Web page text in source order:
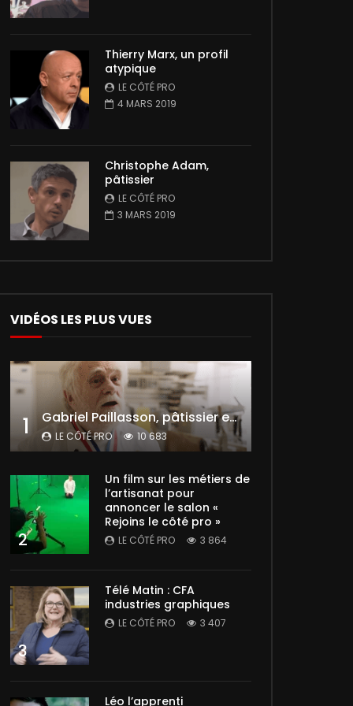
Thierry Marx, un profil
atypique
LE CÔTÉ PRO
4 MARS 2019
Christophe Adam,
pâtissier
LE CÔTÉ PRO
3 MARS 2019
VIDÉOS LES PLUS VUES
1 Gabriel Paillasson, pâtissier et glacier
LE CÔTÉ PRO 10 683
2
Un film sur les métiers de
l’artisanat pour
annoncer le salon «
Rejoins le côté pro »
LE CÔTÉ PRO 3 864
3
Télé Matin : CFA
industries graphiques
LE CÔTÉ PRO 3 407
Léo l’apprenti